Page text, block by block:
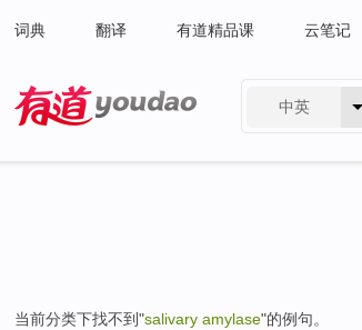
词典 翻译 有道精品课 云笔记
中英
当前分类下找不到"salivary amylase"的例句。